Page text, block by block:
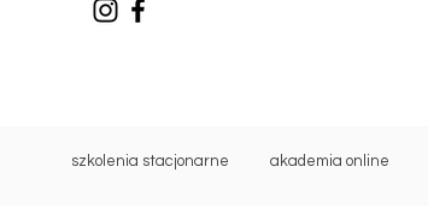
szkolenia stacjonarne akademia online